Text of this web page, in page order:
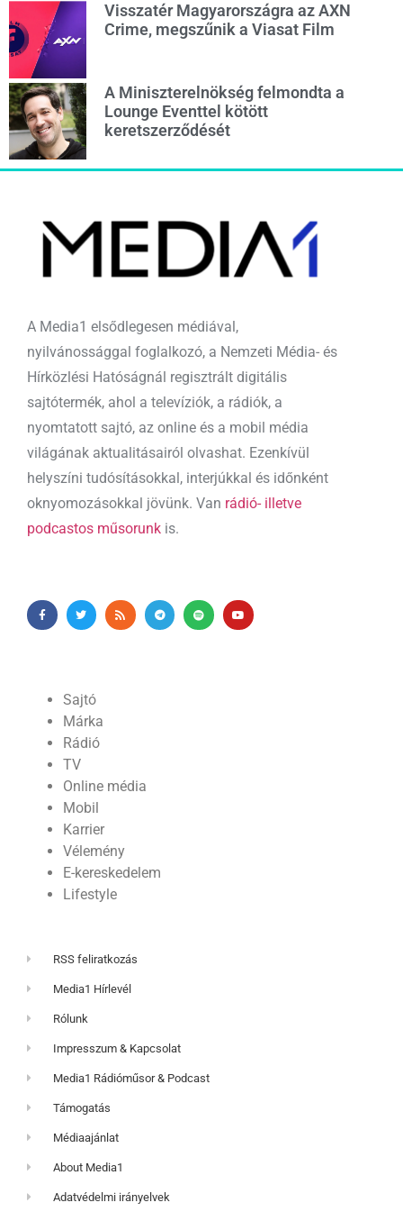
Visszatér Magyarországra az AXN
Crime, megszűnik a Viasat Film
A Miniszterelnökség felmondta a
Lounge Eventtel kötött
keretszerződését
A Media1 elsődlegesen médiával,
nyilvánossággal foglalkozó, a Nemzeti Média- és
Hírközlési Hatóságnál regisztrált digitális
sajtótermék, ahol a televíziók, a rádiók, a
nyomtatott sajtó, az online és a mobil média
világának aktualitásairól olvashat. Ezenkívül
helyszíni tudósításokkal, interjúkkal és időnként
oknyomozásokkal jövünk. Van rádió- illetve
podcastos műsorunk is.
Sajtó
Márka
Rádió
TV
Online média
Mobil
Karrier
Vélemény
E-kereskedelem
Lifestyle
RSS feliratkozás
Media1 Hírlevél
Rólunk
Impresszum & Kapcsolat
Media1 Rádióműsor & Podcast
Támogatás
Médiaajánlat
About Media1
Adatvédelmi irányelvek